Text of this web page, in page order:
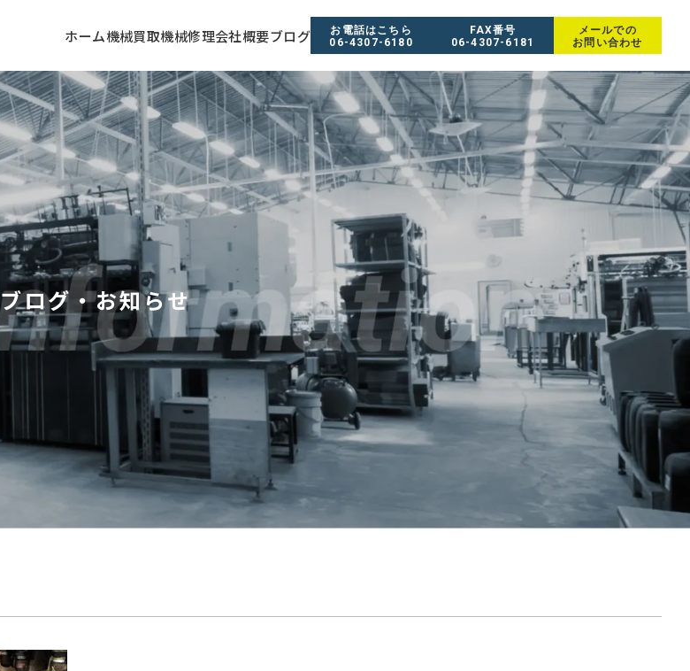
ホーム機械買取機械修理会社概要ブログ
お電話はこちら
06-4307-6180
FAX番号
06-4307-6181
メールでの
お問い合わせ
ブログ・お知らせ